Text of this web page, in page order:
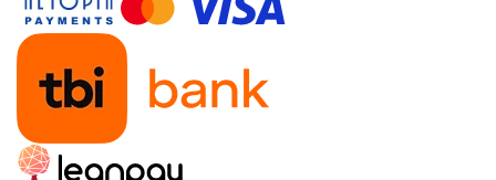
SPA
CASA, GRADINA SI BRICOLAJ
Sigurante inteligente
Camere de supraveghere
Climatizare